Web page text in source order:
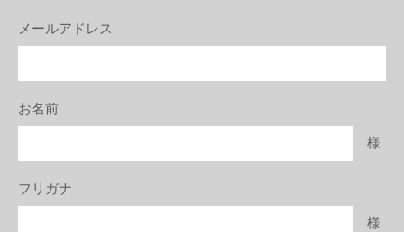
メールアドレス
お名前
様
フリガナ
様